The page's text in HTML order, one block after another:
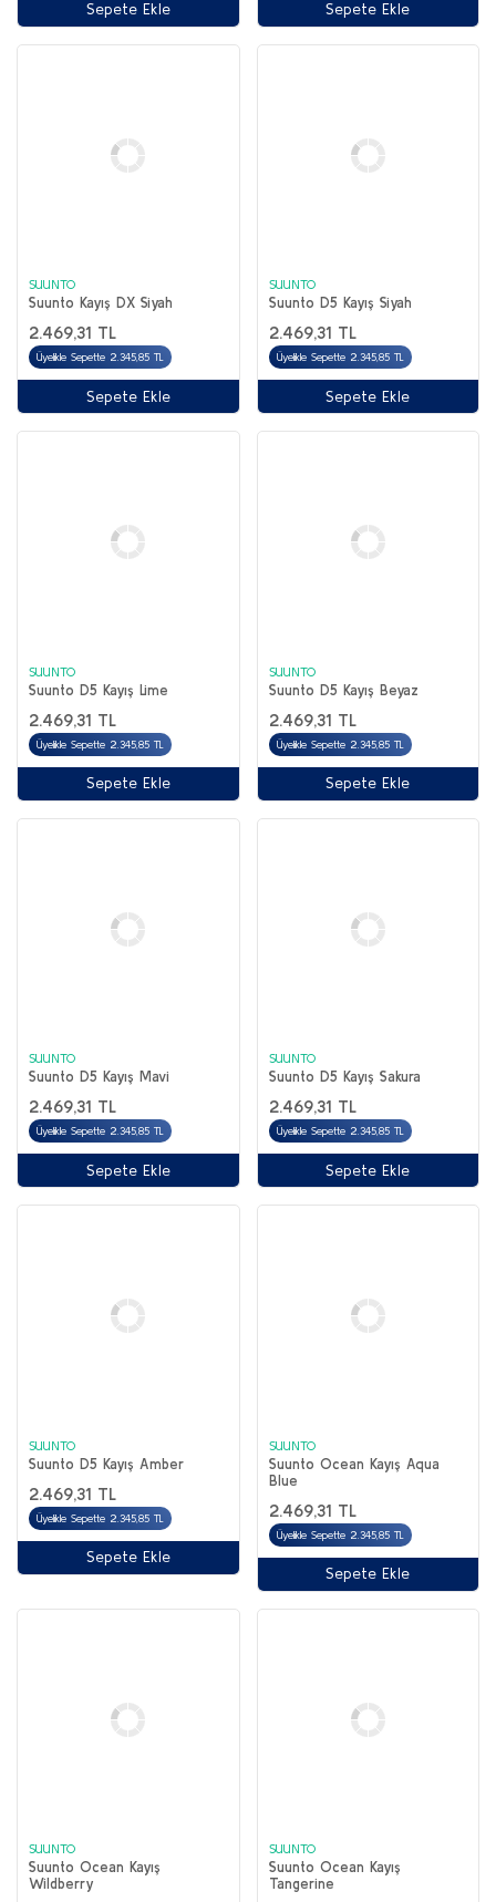
Sepete Ekle Sepete Ekle
SUUNTO
Suunto Kayış DX Siyah
2.469,31 TL
Üyelikle Sepette 2.345,85 TL
Sepete Ekle
SUUNTO
Suunto D5 Kayış Siyah
2.469,31 TL
Üyelikle Sepette 2.345,85 TL
Sepete Ekle
SUUNTO
Suunto D5 Kayış Lime
2.469,31 TL
Üyelikle Sepette 2.345,85 TL
Sepete Ekle
SUUNTO
Suunto D5 Kayış Beyaz
2.469,31 TL
Üyelikle Sepette 2.345,85 TL
Sepete Ekle
SUUNTO
Suunto D5 Kayış Mavi
2.469,31 TL
Üyelikle Sepette 2.345,85 TL
Sepete Ekle
SUUNTO
Suunto D5 Kayış Sakura
2.469,31 TL
Üyelikle Sepette 2.345,85 TL
Sepete Ekle
SUUNTO
Suunto D5 Kayış Amber
2.469,31 TL
Üyelikle Sepette 2.345,85 TL
Sepete Ekle
SUUNTO
Suunto Ocean Kayış Aqua
Blue
2.469,31 TL
Üyelikle Sepette 2.345,85 TL
Sepete Ekle
SUUNTO
Suunto Ocean Kayış
Wildberry
SUUNTO
Suunto Ocean Kayış
Tangerine